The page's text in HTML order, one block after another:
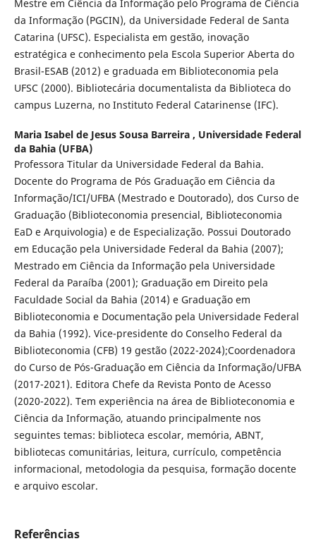
Mestre em Ciência da Informação pelo Programa de Ciência
da Informação (PGCIN), da Universidade Federal de Santa
Catarina (UFSC). Especialista em gestão, inovação
estratégica e conhecimento pela Escola Superior Aberta do
Brasil-ESAB (2012) e graduada em Biblioteconomia pela
UFSC (2000). Bibliotecária documentalista da Biblioteca do
campus Luzerna, no Instituto Federal Catarinense (IFC).
Maria Isabel de Jesus Sousa Barreira , Universidade Federal
da Bahia (UFBA)
Professora Titular da Universidade Federal da Bahia.
Docente do Programa de Pós Graduação em Ciência da
Informação/ICI/UFBA (Mestrado e Doutorado), dos Curso de
Graduação (Biblioteconomia presencial, Biblioteconomia
EaD e Arquivologia) e de Especialização. Possui Doutorado
em Educação pela Universidade Federal da Bahia (2007);
Mestrado em Ciência da Informação pela Universidade
Federal da Paraíba (2001); Graduação em Direito pela
Faculdade Social da Bahia (2014) e Graduação em
Biblioteconomia e Documentação pela Universidade Federal
da Bahia (1992). Vice-presidente do Conselho Federal da
Biblioteconomia (CFB) 19 gestão (2022-2024);Coordenadora
do Curso de Pós-Graduação em Ciência da Informação/UFBA
(2017-2021). Editora Chefe da Revista Ponto de Acesso
(2020-2022). Tem experiência na área de Biblioteconomia e
Ciência da Informação, atuando principalmente nos
seguintes temas: biblioteca escolar, memória, ABNT,
bibliotecas comunitárias, leitura, currículo, competência
informacional, metodologia da pesquisa, formação docente
e arquivo escolar.
Referências